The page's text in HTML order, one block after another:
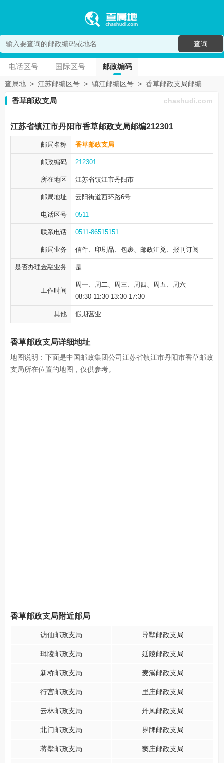
查询
电话区号 国际区号 邮政编码
查属地 > 江苏邮编区号 > 镇江邮编区号 > 香草邮政支局邮编
香草邮政支局 chashudi.com
江苏省镇江市丹阳市香草邮政支局邮编212301
邮局名称 香草邮政支局
邮政编码 212301
所在地区 江苏省镇江市丹阳市
邮局地址 云阳街道西环路6号
电话区号 0511
联系电话 0511-86515151
邮局业务 信件、印刷品、包裹、邮政汇兑、报刊订阅
是否办理金融业务 是
工作时间
周一、周二、周三、周四、周五、周六
08:30-11:30 13:30-17:30
其他 假期营业
香草邮政支局详细地址
地图说明：下面是中国邮政集团公司江苏省镇江市丹阳市香草邮政
支局所在位置的地图，仅供参考。
香草邮政支局附近邮局
访仙邮政支局 导墅邮政支局
珥陵邮政支局 延陵邮政支局
新桥邮政支局 麦溪邮政支局
行宫邮政支局 里庄邮政支局
云林邮政支局 丹凤邮政支局
北门邮政支局 界牌邮政支局
蒋墅邮政支局 窦庄邮政支局